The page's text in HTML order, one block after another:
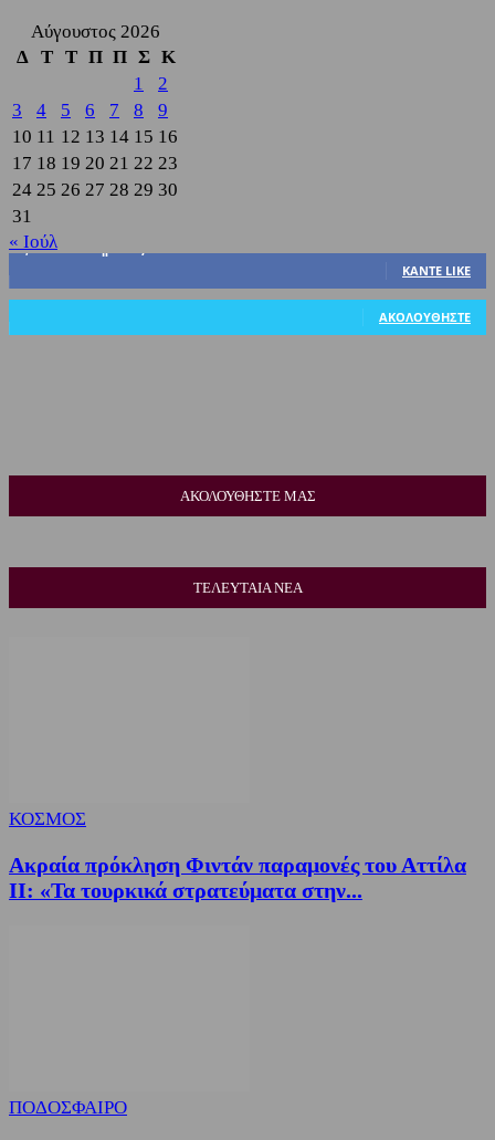
Αύγουστος 2026
Δ
Τ Τ Π Π Σ Κ
1
2
3
4 5 6 7 8
9
10 11 12 13 14 15 16
17 18 19 20 21 22 23
24 25 26 27 28 29 30
31
« Ιούλ
3,822
ΚΆΝΤΕ LIKE
ΑΚΟΛΟΥΘΉΣΤΕ
ΑΚΟΛΟΥΘΗΣΤΕ ΜΑΣ
ΤΕΛΕΥΤΑΙΑ ΝΕΑ
ΚΟΣΜΟΣ
Ακραία πρόκληση Φιντάν παραμονές του Αττίλα
ΙΙ: «Τα τουρκικά στρατεύματα στην...
ΠΟΔΟΣΦΑΙΡΟ